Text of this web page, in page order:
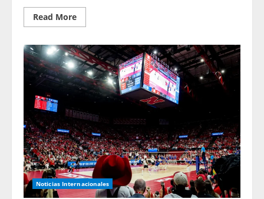
Read MoreRead
more
director
ejecutivo
de
GWS
Giants,
Dave
Matthews,
el
cargo
después
de
15
años
Noticias Internacionales